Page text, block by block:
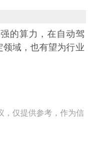
的算力，在自动驾
域，也有望为行业
，仅提供参考，作为信